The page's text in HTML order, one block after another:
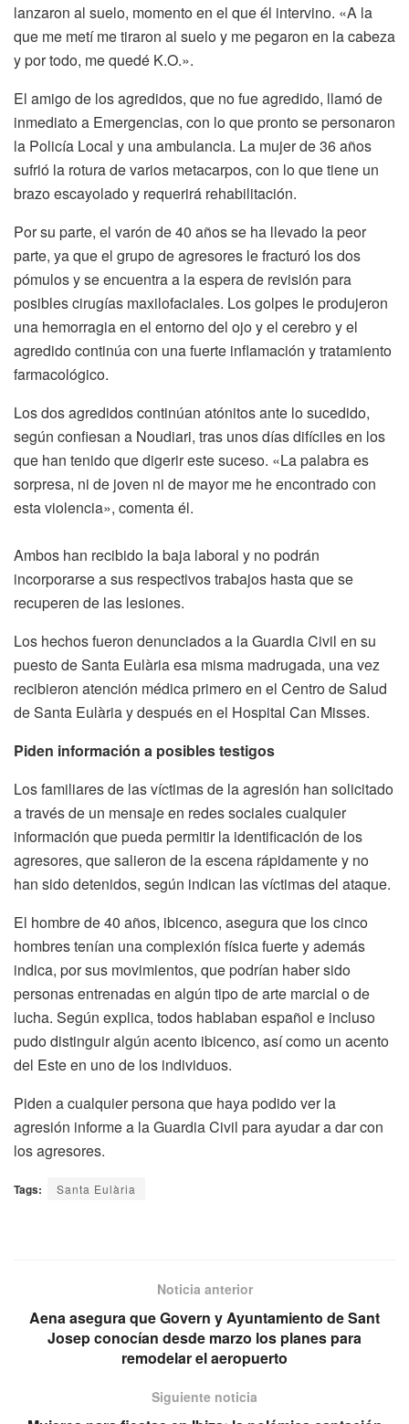
lanzaron al suelo, momento en el que él intervino. «A la
que me metí me tiraron al suelo y me pegaron en la cabeza
y por todo, me quedé K.O.».
El amigo de los agredidos, que no fue agredido, llamó de
inmediato a Emergencias, con lo que pronto se personaron
la Policía Local y una ambulancia. La mujer de 36 años
sufrió la rotura de varios metacarpos, con lo que tiene un
brazo escayolado y requerirá rehabilitación.
Por su parte, el varón de 40 años se ha llevado la peor
parte, ya que el grupo de agresores le fracturó los dos
pómulos y se encuentra a la espera de revisión para
posibles cirugías maxilofaciales. Los golpes le produjeron
una hemorragia en el entorno del ojo y el cerebro y el
agredido continúa con una fuerte inflamación y tratamiento
farmacológico.
Los dos agredidos continúan atónitos ante lo sucedido,
según confiesan a Noudiari, tras unos días difíciles en los
que han tenido que digerir este suceso. «La palabra es
sorpresa, ni de joven ni de mayor me he encontrado con
esta violencia», comenta él.
Ambos han recibido la baja laboral y no podrán
incorporarse a sus respectivos trabajos hasta que se
recuperen de las lesiones.
Los hechos fueron denunciados a la Guardia Civil en su
puesto de Santa Eulària esa misma madrugada, una vez
recibieron atención médica primero en el Centro de Salud
de Santa Eulària y después en el Hospital Can Misses.
Piden información a posibles testigos
Los familiares de las víctimas de la agresión han solicitado
a través de un mensaje en redes sociales cualquier
información que pueda permitir la identificación de los
agresores, que salieron de la escena rápidamente y no
han sido detenidos, según indican las víctimas del ataque.
El hombre de 40 años, ibicenco, asegura que los cinco
hombres tenían una complexión física fuerte y además
indica, por sus movimientos, que podrían haber sido
personas entrenadas en algún tipo de arte marcial o de
lucha. Según explica, todos hablaban español e incluso
pudo distinguir algún acento ibicenco, así como un acento
del Este en uno de los individuos.
Piden a cualquier persona que haya podido ver la
agresión informe a la Guardia Civil para ayudar a dar con
los agresores.
Tags: Santa Eulària
Noticia anterior
Aena asegura que Govern y Ayuntamiento de Sant
Josep conocían desde marzo los planes para
remodelar el aeropuerto
Siguiente noticia